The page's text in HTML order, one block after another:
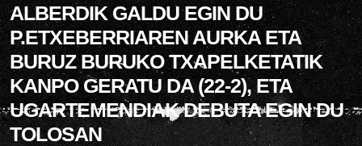
ALBERDIK GALDU EGIN DU
P.ETXEBERRIAREN AURKA ETA
BURUZ BURUKO TXAPELKETATIK
KANPO GERATU DA (22-2), ETA
UGARTEMENDIAK DEBUTA EGIN DU
TOLOSAN